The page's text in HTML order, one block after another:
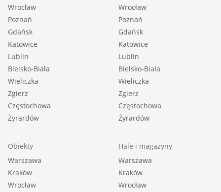
Wrocław
Poznań
Gdańsk
Katowice
Lublin
Bielsko-Biała
Wieliczka
Zgierz
Częstochowa
Żyrardów
Wrocław
Poznań
Gdańsk
Katowice
Lublin
Bielsko-Biała
Wieliczka
Zgierz
Częstochowa
Żyrardów
Obiekty
Warszawa
Kraków
Wrocław
Hale i magazyny
Warszawa
Kraków
Wrocław